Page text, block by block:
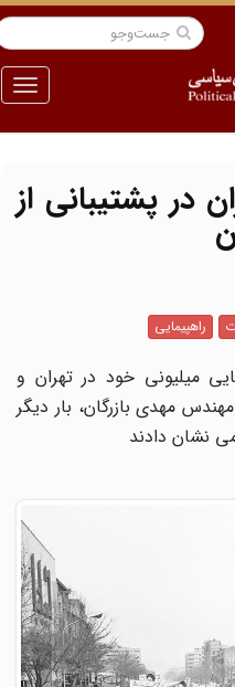
منو
در پشتیبانی از
راهپیمایی
میلیونی خود در تهران و
مهدی بازرگان، بار دیگر
نشان دادند